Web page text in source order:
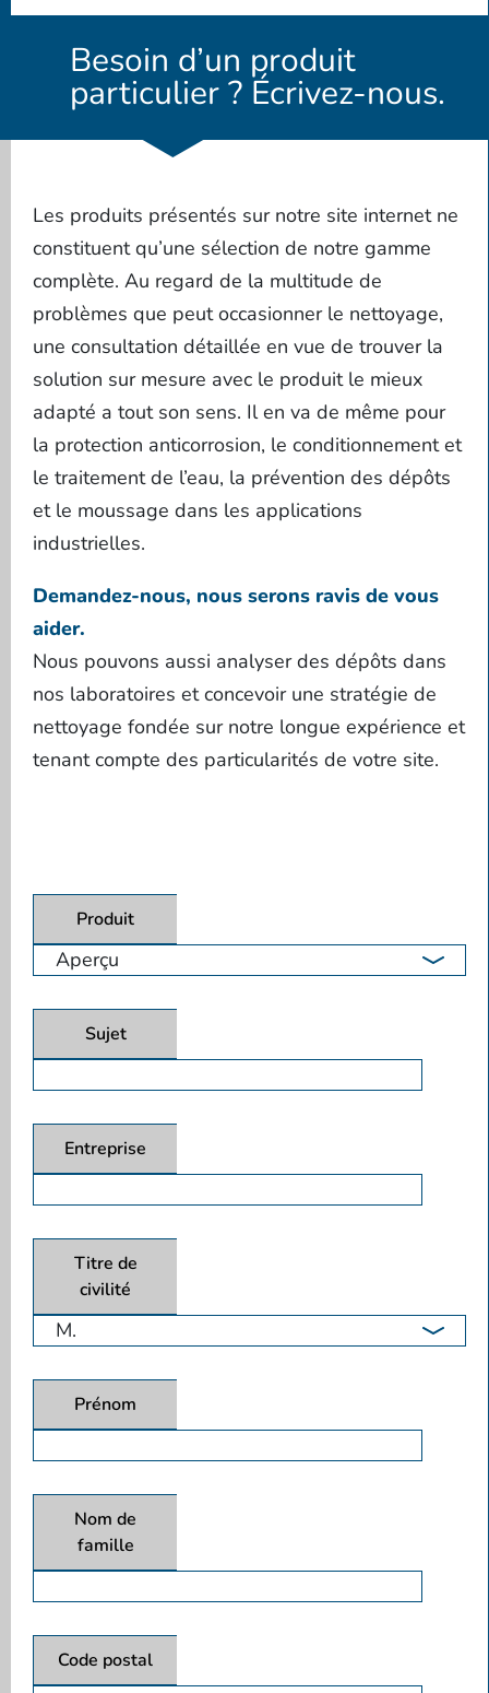
Besoin d’un produit
particulier ? Écrivez-nous.
Les produits présentés sur notre site internet ne
constituent qu’une sélection de notre gamme
complète. Au regard de la multitude de
problèmes que peut occasionner le nettoyage,
une consultation détaillée en vue de trouver la
solution sur mesure avec le produit le mieux
adapté a tout son sens. Il en va de même pour
la protection anticorrosion, le conditionnement et
le traitement de l’eau, la prévention des dépôts
et le moussage dans les applications
industrielles.
Demandez-nous, nous serons ravis de vous
aider.
Nous pouvons aussi analyser des dépôts dans
nos laboratoires et concevoir une stratégie de
nettoyage fondée sur notre longue expérience et
tenant compte des particularités de votre site.
Produit
Sujet
Entreprise
Titre de
civilité
Prénom
Nom de
famille
Code postal